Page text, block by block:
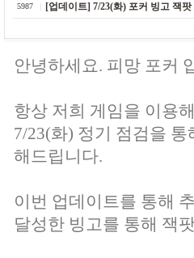
5987 [업데이트] 7/23(화) 포커 빙고 잭
안녕하세요. 피망 포커
항상 저희 게임을 이용
7/23(화) 정기 점검을
해드립니다.
이번 업데이트를 통해
달성한 빙고를 통해 잭